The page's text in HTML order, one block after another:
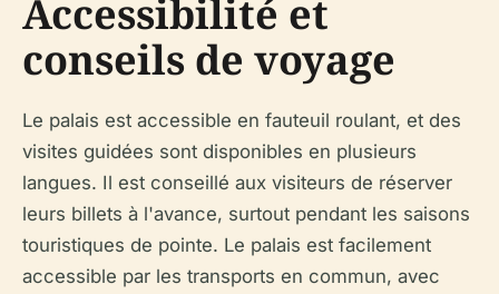
Accessibilité et
conseils de voyage
Le palais est accessible en fauteuil roulant, et des
visites guidées sont disponibles en plusieurs
langues. Il est conseillé aux visiteurs de réserver
leurs billets à l'avance, surtout pendant les saisons
touristiques de pointe. Le palais est facilement
accessible par les transports en commun, avec